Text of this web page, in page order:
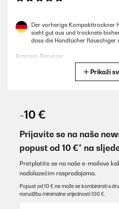
Der vorherige Kompakttrockner
sieht gut aus und trocknete
dass die Handtücher flauschiger
Amazon-Benutzer
abgebrochenenWo bekomme ich
Amazon-Benutzer
Prevedi
Prikaži
-10 €
Prijavite se na naše
popust od 10 €* na
Pretplatite se na naše e-mailove
nadolazećim rasprodajama.
Popust od 10 € ne može se kombinirati s
narudžbu minimalne vrijednosti 100 €.